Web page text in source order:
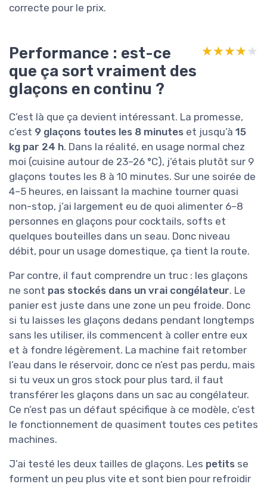
correcte pour le prix.
Performance : est-ce
que ça sort vraiment des
glaçons en continu ?
★★★★★
★★★★★
C’est là que ça devient intéressant. La promesse,
c’est 9 glaçons toutes les 8 minutes et jusqu’à 15
kg par 24 h. Dans la réalité, en usage normal chez
moi (cuisine autour de 23–26 °C), j’étais plutôt sur 9
glaçons toutes les 8 à 10 minutes. Sur une soirée de
4–5 heures, en laissant la machine tourner quasi
non-stop, j’ai largement eu de quoi alimenter 6–8
personnes en glaçons pour cocktails, softs et
quelques bouteilles dans un seau. Donc niveau
débit, pour un usage domestique, ça tient la route.
Par contre, il faut comprendre un truc : les glaçons
ne sont pas stockés dans un vrai congélateur. Le
panier est juste dans une zone un peu froide. Donc
si tu laisses les glaçons dedans pendant longtemps
sans les utiliser, ils commencent à coller entre eux
et à fondre légèrement. La machine fait retomber
l’eau dans le réservoir, donc ce n’est pas perdu, mais
si tu veux un gros stock pour plus tard, il faut
transférer les glaçons dans un sac au congélateur.
Ce n’est pas un défaut spécifique à ce modèle, c’est
le fonctionnement de quasiment toutes ces petites
machines.
J’ai testé les deux tailles de glaçons. Les petits se
forment un peu plus vite et sont bien pour refroidir